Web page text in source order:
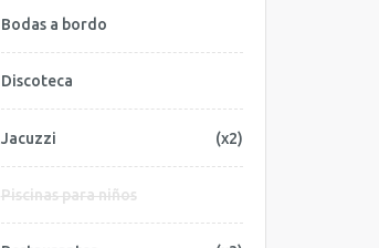
Bodas a bordo
Discoteca
Jacuzzi (x2)
Piscinas para niños